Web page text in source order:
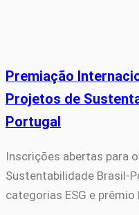
Premiação
Projetos de
Portugal
Inscrições abertas para
Sustentabilidade Brasil-
categorias ESG e